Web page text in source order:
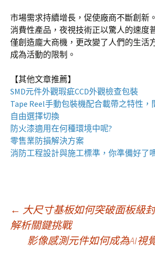
市場需求持續增長，促使廠商不斷創新
消費性產品，夜視技術正以驚人的速度
僅創造龐大商機，更改變了人們的生活
成為活動的限制。
【其他文章推薦】
SMD元件外觀瑕疵CCD外觀檢查包裝
Tape Reel手動包裝機配合載帶之特性，
自由選擇切換
防火漆適用在何種環境中呢?
零售業防損解決方案
消防工程設計與施工標準，你準備好了
文
← 大尺寸基板如何突破面板級
解析關鍵挑戰
影像感測元件如何成為AI視